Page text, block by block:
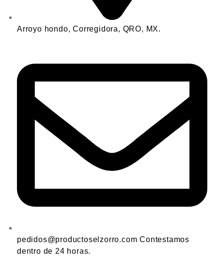
Arroyo hondo, Corregidora, QRO, MX.
pedidos@productoselzorro.com Contestamos
dentro de 24 horas.